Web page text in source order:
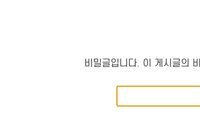
비밀글입니다. 이 게시글의